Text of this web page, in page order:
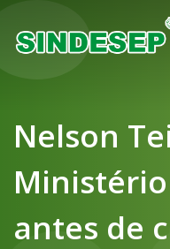
Nelson
antes de